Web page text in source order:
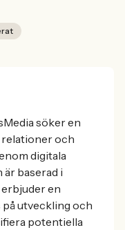
söker en
relationer och
digitala
baserad i
en
utveckling och
potentiella